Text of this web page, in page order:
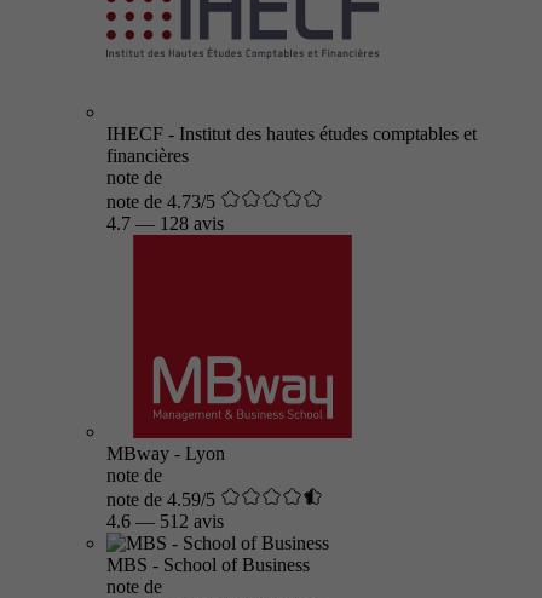
IHECF - Institut des hautes études comptables et
financières
note de
note de 4.73/5
4.7 — 128 avis
MBway - Lyon
note de
note de 4.59/5
4.6 — 512 avis
MBS - School of Business
note de